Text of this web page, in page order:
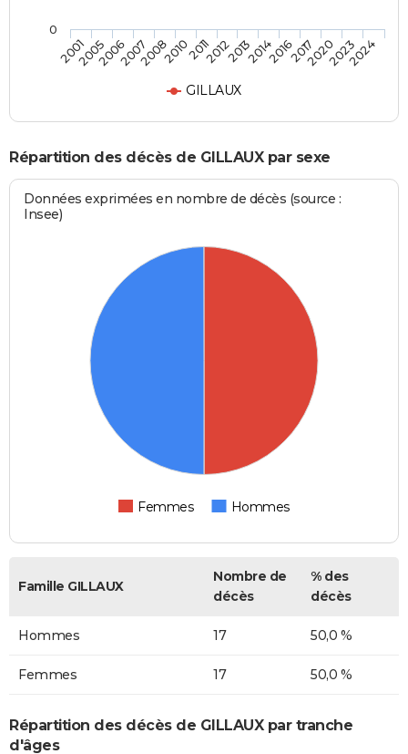
GILLAUX
200120052006200720082010201120122013201420162017202020232024
0
Répartition des décès de GILLAUX par sexe
Données exprimées en nombre de décès (source :
Insee)
Femmes Hommes
Famille GILLAUX
Nombre de
décès
% des
décès
Hommes 17 50,0 %
Femmes 17 50,0 %
Répartition des décès de GILLAUX par tranche
d'âges